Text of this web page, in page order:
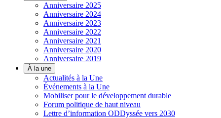
Anniversaire 2025
Anniversaire 2024
Anniversaire 2023
Anniversaire 2022
Anniversaire 2021
Anniversaire 2020
Anniversaire 2019
À la une
Actualités à la Une
Événements à la Une
Mobiliser pour le développement durable
Forum politique de haut niveau
Lettre d’information ODDyssée vers 2030